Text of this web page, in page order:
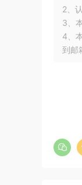
2、
3、
4、
到邮